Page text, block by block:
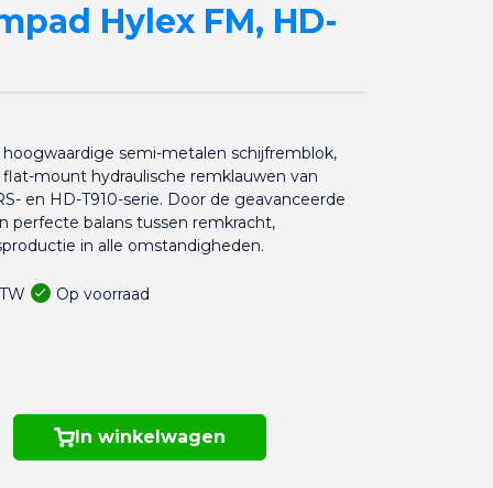
Hylex FM, HD-
hoogwaardige semi-metalen schijfremblok,
mount hydraulische remklauwen van
en HD-T910-serie. Door de geavanceerde
perfecte balans tussen remkracht,
in alle omstandigheden.
Op voorraad
In winkelwagen